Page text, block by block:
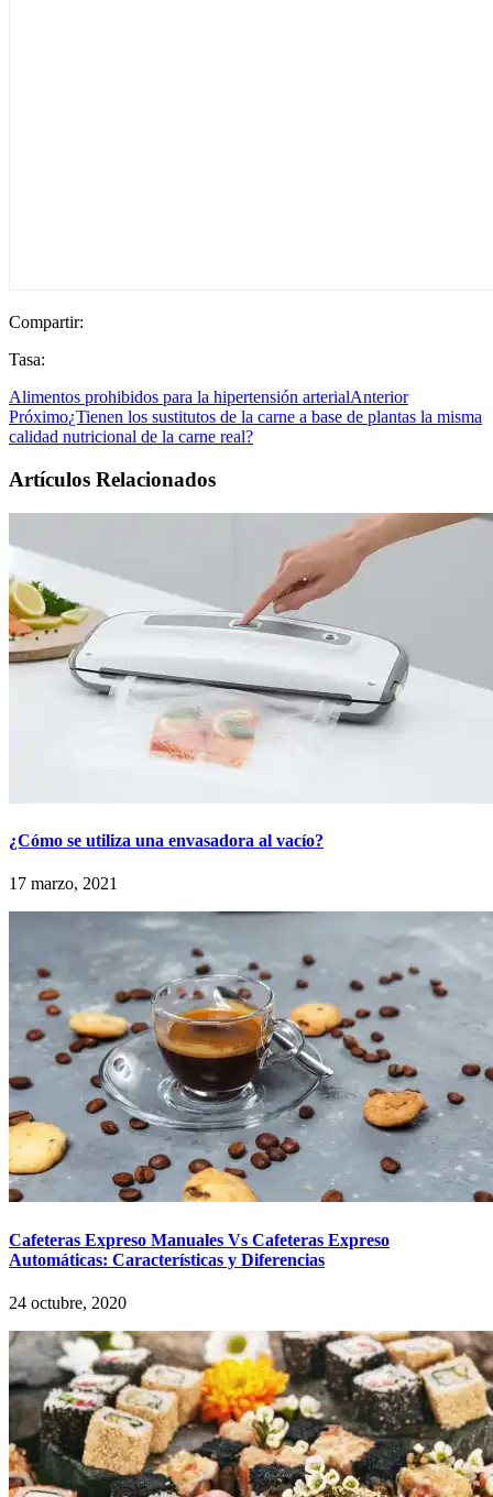
Compartir:
Tasa:
Alimentos prohibidos para la hipertensión arterialAnterior
Próximo¿Tienen los sustitutos de la carne a base de plantas la misma
calidad nutricional de la carne real?
Artículos Relacionados
¿Cómo se utiliza una envasadora al vacío?
17 marzo, 2021
Cafeteras Expreso Manuales Vs Cafeteras Expreso
Automáticas: Características y Diferencias
24 octubre, 2020